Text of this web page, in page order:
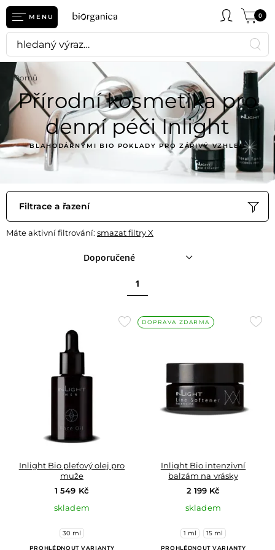
MENU 0
Domů
Přírodní kosmetika pro
denní péči Inlight
BLAHODÁRNÝMI BIO POKLADY PRO ZÁŘIVÝ VZHLED
Filtrace a řazení
Máte aktivní filtrování: smazat filtry X
Doporučené
1
Přidat
Inlight Bio pleťový olej pro
muže
1 549 Kč
skladem
30 ml
PROHLÉDNOUT VARIANTY
DOPRAVA ZDARMA
Inlight Bio intenzivní
balzám na vrásky
2 199 Kč
skladem
1 ml 15 ml
PROHLÉDNOUT VARIANTY